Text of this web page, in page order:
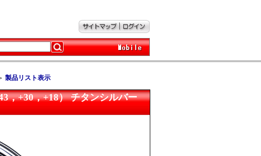
製品リスト表示
，+30，+18） チタンシルバー